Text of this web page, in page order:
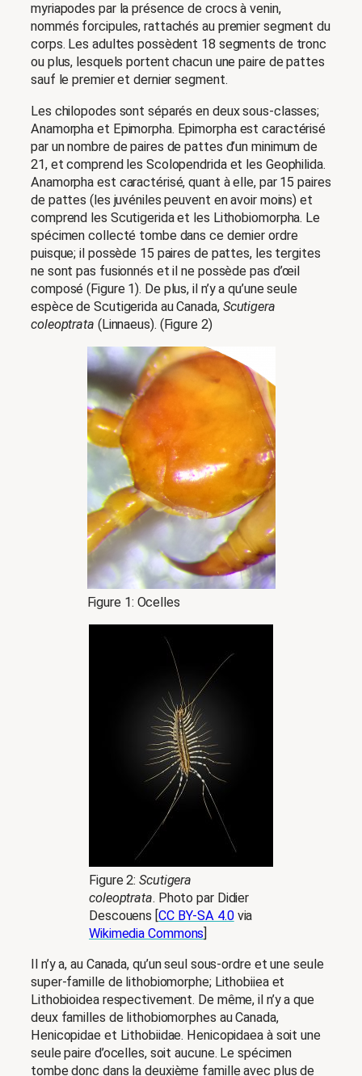
myriapodes par la présence de crocs à venin,
nommés forcipules, rattachés au premier segment du
corps. Les adultes possèdent 18 segments de tronc
ou plus, lesquels portent chacun une paire de pattes
sauf le premier et dernier segment.
Les chilopodes sont séparés en deux sous-classes;
Anamorpha et Epimorpha. Epimorpha est caractérisé
par un nombre de paires de pattes d’un minimum de
21, et comprend les Scolopendrida et les Geophilida.
Anamorpha est caractérisé, quant à elle, par 15 paires
de pattes (les juvéniles peuvent en avoir moins) et
comprend les Scutigerida et les Lithobiomorpha. Le
spécimen collecté tombe dans ce dernier ordre
puisque; il possède 15 paires de pattes, les tergites
ne sont pas fusionnés et il ne possède pas d’œil
composé (Figure 1). De plus, il n’y a qu’une seule
espèce de Scutigerida au Canada, Scutigera
coleoptrata (Linnaeus). (Figure 2)
Figure 1: Ocelles
Figure 2: Scutigera
coleoptrata. Photo par Didier
Descouens [CC BY-SA 4.0via
Wikimedia Commons]
Il n’y a, au Canada, qu’un seul sous-ordre et une seule
super-famille de lithobiomorphe; Lithobiiea et
Lithobioidea respectivement. De même, il n’y a que
deux familles de lithobiomorphes au Canada,
Henicopidae et Lithobiidae. Henicopidaea à soit une
seule paire d’ocelles, soit aucune. Le spécimen
tombe donc dans la deuxième famille avec plus de